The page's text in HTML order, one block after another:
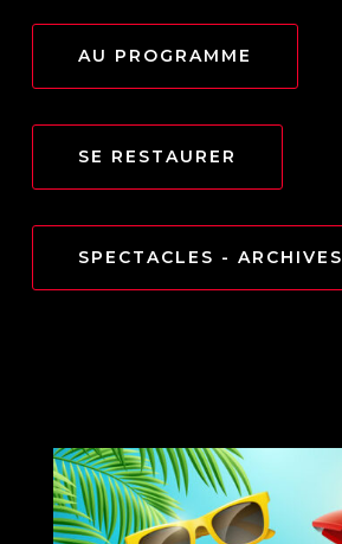
AU PROGRAMME
SE RESTAURER
SPECTACLES - ARCHIVES